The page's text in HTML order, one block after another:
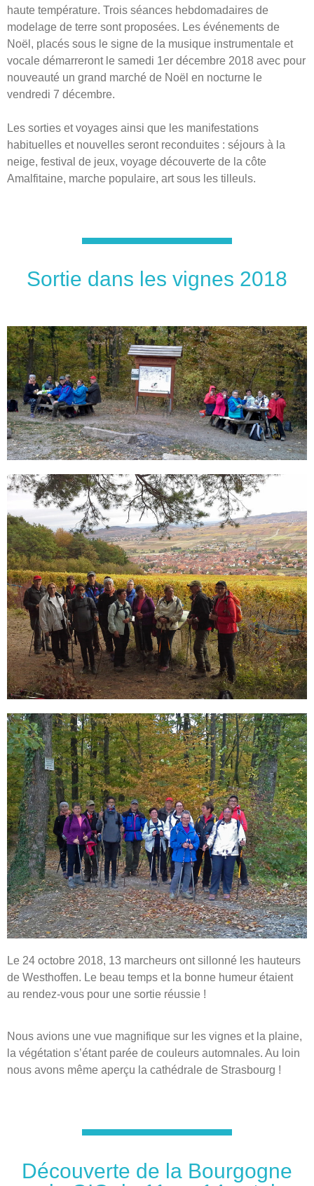
haute température. Trois séances hebdomadaires de
modelage de terre sont proposées. Les événements de
Noël, placés sous le signe de la musique instrumentale et
vocale démarreront le samedi 1er décembre 2018 avec pour
nouveauté un grand marché de Noël en nocturne le
vendredi 7 décembre.
Les sorties et voyages ainsi que les manifestations
habituelles et nouvelles seront reconduites : séjours à la
neige, festival de jeux, voyage découverte de la côte
Amalfitaine, marche populaire, art sous les tilleuls.
Sortie dans les vignes 2018
Le 24 octobre 2018, 13 marcheurs ont sillonné les hauteurs
de Westhoffen. Le beau temps et la bonne humeur étaient
au rendez-vous pour une sortie réussie !
Nous avions une vue magnifique sur les vignes et la plaine,
la végétation s’étant parée de couleurs automnales. Au loin
nous avons même aperçu la cathédrale de Strasbourg !
Découverte de la Bourgogne